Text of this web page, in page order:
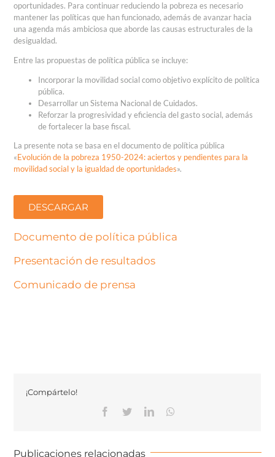
oportunidades. Para continuar reduciendo la pobreza es necesario
mantener las políticas que han funcionado, además de avanzar hacia
una agenda más ambiciosa que aborde las causas estructurales de la
desigualdad.
Entre las propuestas de política pública se incluye:
Incorporar la movilidad social como objetivo explícito de política
pública.
Desarrollar un Sistema Nacional de Cuidados.
Reforzar la progresividad y eficiencia del gasto social, además
de fortalecer la base fiscal.
La presente nota se basa en el documento de política pública
«Evolución de la pobreza 1950-2024: aciertos y pendientes para la
movilidad social y la igualdad de oportunidades».
DESCARGAR
Documento de política pública
Presentación de resultados
Comunicado de prensa
¡Compártelo!
Publicaciones relacionadas